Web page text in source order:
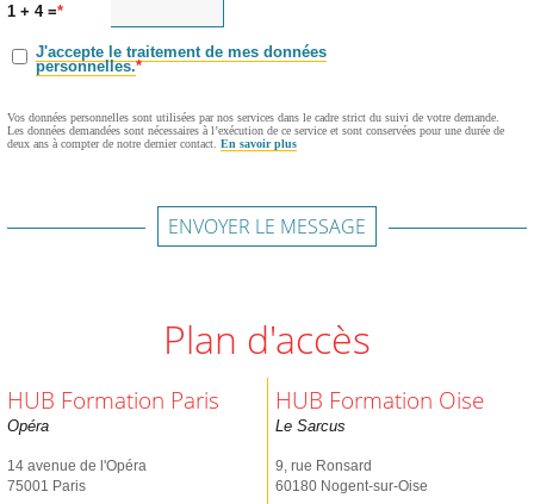
1 + 4 =
J'accepte le traitement de mes données
personnelles.
Vos données personnelles sont utilisées par nos services dans le cadre strict du suivi de votre demande.
Les données demandées sont nécessaires à l’exécution de ce service et sont conservées pour une durée de
deux ans à compter de notre dernier contact.En savoir plus
ENVOYER LE MESSAGE
Plan d'accès
HUB Formation Paris
Opéra
14 avenue de l'Opéra
75001 Paris
HUB Formation Oise
Le Sarcus
9, rue Ronsard
60180 Nogent-sur-Oise